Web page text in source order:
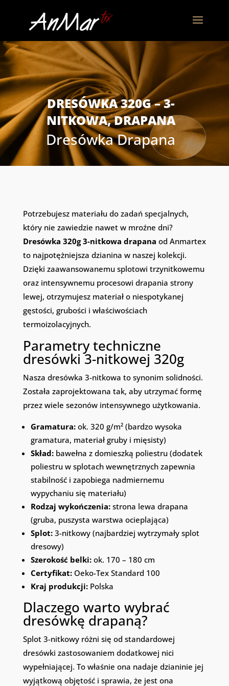
DRESÓWKA 320G – 3-
NITKOWA, DRAPANA
Dresówka Drapana
Potrzebujesz materiału do zadań specjalnych,
który nie zawiedzie nawet w mroźne dni?
Dresówka 320g 3-nitkowa drapana od Anmartex
to najpotężniejsza dzianina w naszej kolekcji.
Dzięki zaawansowanemu splotowi trzynitkowemu
oraz intensywnemu procesowi drapania strony
lewej, otrzymujesz materiał o niespotykanej
gęstości, grubości i właściwościach
termoizolacyjnych.
Parametry techniczne
dresówki 3-nitkowej 320g
Nasza dresówka 3-nitkowa to synonim solidności.
Została zaprojektowana tak, aby utrzymać formę
przez wiele sezonów intensywnego użytkowania.
Gramatura:ok. 320 g/m² (bardzo wysoka
gramatura, materiał gruby i mięsisty)
Skład:bawełna z domieszką poliestru (dodatek
poliestru w splotach wewnętrznych zapewnia
stabilność i zapobiega nadmiernemu
wypychaniu się materiału)
Rodzaj wykończenia:strona lewa drapana
(gruba, puszysta warstwa ocieplająca)
Splot:3-nitkowy (najbardziej wytrzymały splot
dresowy)
Szerokość belki:ok. 170 – 180 cm
Certyfikat:Oeko-Tex Standard 100
Kraj produkcji:Polska
Dlaczego warto wybrać
dresówkę drapaną?
Splot 3-nitkowy różni się od standardowej
dresówki zastosowaniem dodatkowej nici
wypełniającej. To właśnie ona nadaje dzianinie jej
wyjątkową objętość i sprawia, że jest ona